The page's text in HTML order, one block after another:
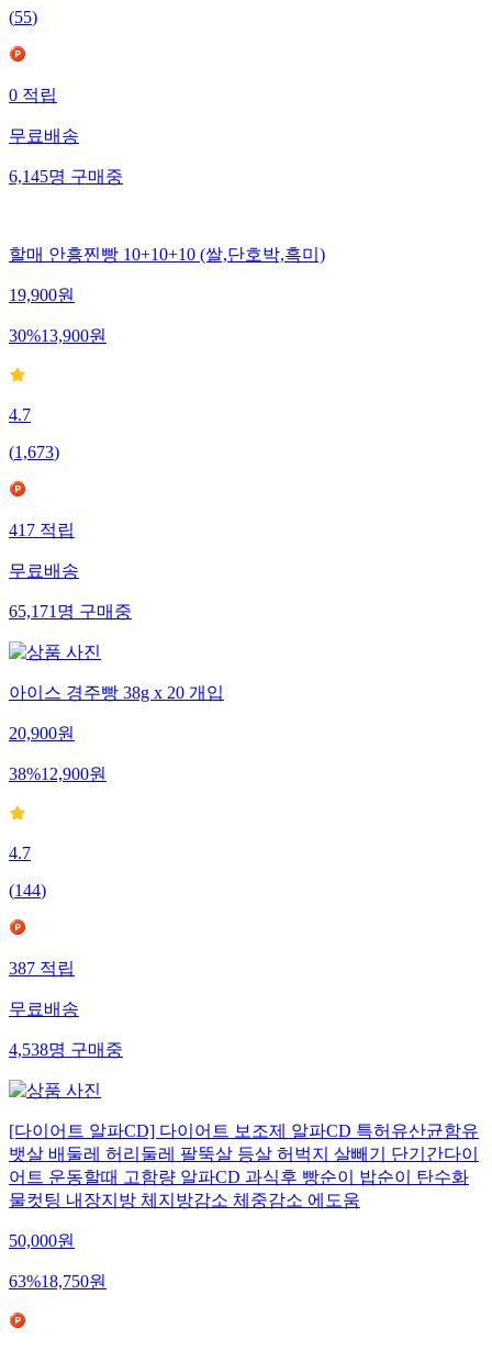
(55)
0적립
무료배송
6,145명구매중
할매 안흥찐빵 10+10+10 (쌀,단호박,흑미)
19,900원
30%13,900원
4.7
(1,673)
417적립
무료배송
65,171명구매중
아이스 경주빵 38g x 20 개입
20,900원
38%12,900원
4.7
(144)
387적립
무료배송
4,538명구매중
[다이어트 알파CD] 다이어트 보조제 알파CD 특허유산균함유
뱃살 배둘레 허리둘레 팔뚝살 등살 허벅지 살빼기 단기간다이
어트 운동할때 고함량 알파CD 과식후 빵순이 밥순이 탄수화
물컷팅 내장지방 체지방감소 체중감소 에도움
50,000원
63%18,750원